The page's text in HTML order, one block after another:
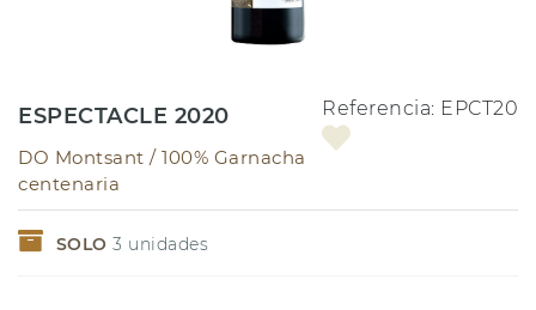
ESPECTACLE 2020
DO Montsant / 100% Garnacha
centenaria
Referencia: EPCT20
SOLO 3 unidades